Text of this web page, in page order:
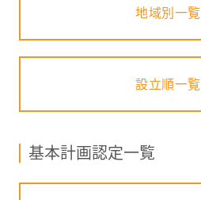
地域別一覧
設立順一覧
基本計画認定一覧